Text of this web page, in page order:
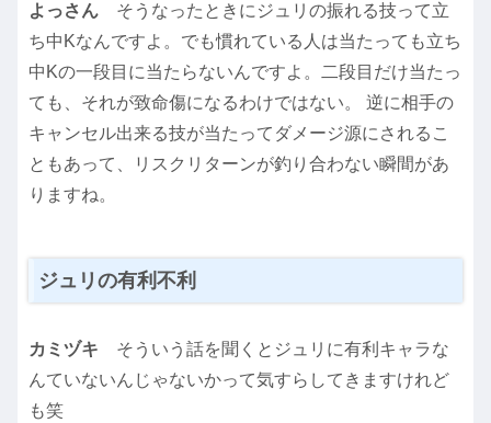
よっさん そうなったときにジュリの振れる技って立
ち中Kなんですよ。でも慣れている人は当たっても立ち
中Kの一段目に当たらないんですよ。二段目だけ当たっ
ても、それが致命傷になるわけではない。 逆に相手の
キャンセル出来る技が当たってダメージ源にされるこ
ともあって、リスクリターンが釣り合わない瞬間があ
りますね。
ジュリの有利不利
カミヅキ そういう話を聞くとジュリに有利キャラな
んていないんじゃないかって気すらしてきますけれど
も笑